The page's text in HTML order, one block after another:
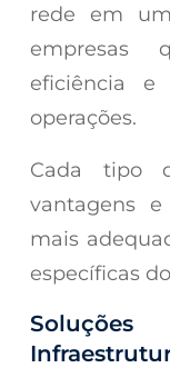
rede em
empresas
eficiência e
operações.
Cada tipo
vantagens
mais
específicas